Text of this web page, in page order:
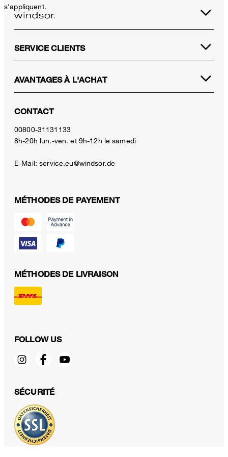
Haut en crêpe gris à encolure en V
260,00 €
s'appliquent.
SERVICE CLIENTS
AVANTAGES À L'ACHAT
CONTACT
00800-31131133
8h-20h lun.-ven. et 9h-12h le samedi
E-Mail:service.eu@windsor.de
MÉTHODES DE PAYEMENT
MÉTHODES DE LIVRAISON
FOLLOW US
SÉCURITÉ